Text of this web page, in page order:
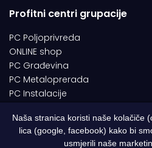
Profitni centri grupacije
PC Poljoprivreda
ONLINE shop
PC Građevina
PC Metaloprerada
PC Instalacije
© 1994-2026 | ITC d.o.o. Zenica. Sva
Naša stranica koristi naše kolačiče
lica (google, facebook) kako bi
usmjerili naše